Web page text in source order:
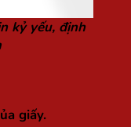
kỷ yếu, định
giấy.